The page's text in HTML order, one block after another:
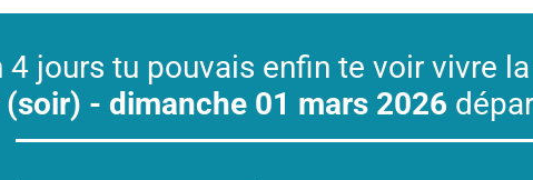
4 jours tu pouvais enfin te voir vivre
- dimanche 01 mars 2026